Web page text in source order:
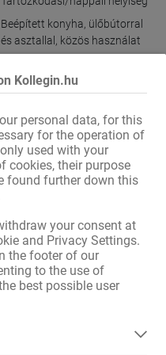
Kollegin.hu
personal data, for this
for the operation of
used with your
cookies, their purpose
found further down this
your consent at
and Privacy Settings.
the footer of our
to the use of
best possible user
Beépített konyha, ülőbútorral
és asztallal , közös használat
Kád
a közelben
vidéki terület
Buszmegálló,Villamosmegálló
Manikűrös
Kioszk,Manikűrös,Szolárium
Kávézó,Benzinkút